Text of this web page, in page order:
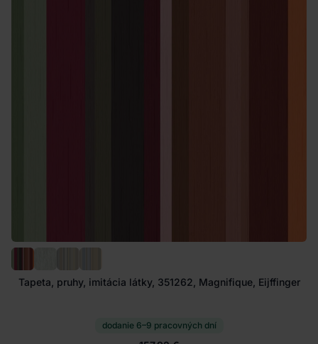
Tapeta, pruhy, imitácia látky, 351262, Magnifique, Eijffinger
dodanie 6–9 pracovných dní